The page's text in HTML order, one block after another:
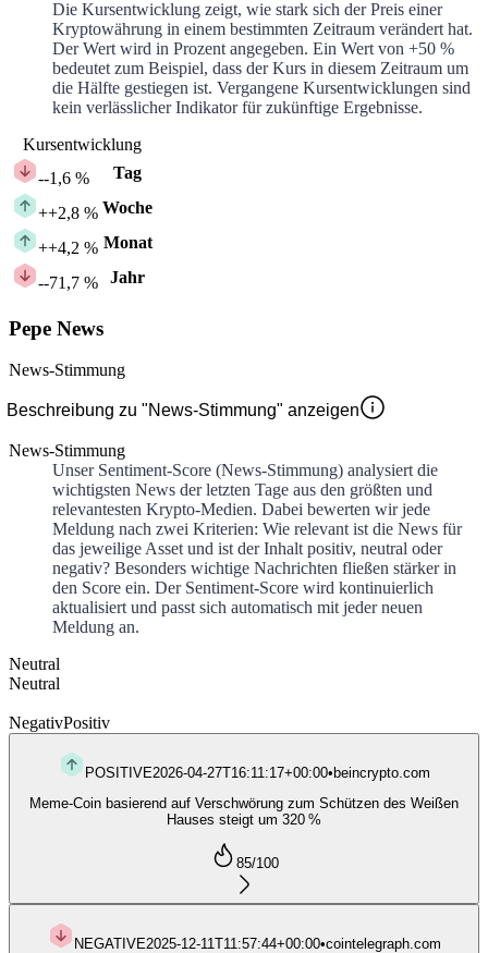
Die Kursentwicklung zeigt, wie stark sich der Preis einer
Kryptowährung in einem bestimmten Zeitraum verändert hat.
Der Wert wird in Prozent angegeben. Ein Wert von +50 %
bedeutet zum Beispiel, dass der Kurs in diesem Zeitraum um
die Hälfte gestiegen ist. Vergangene Kursentwicklungen sind
kein verlässlicher Indikator für zukünftige Ergebnisse.
Kursentwicklung
--1,6 % Tag
++2,8 % Woche
++4,2 % Monat
--71,7 % Jahr
Pepe News
News-Stimmung
Beschreibung zu "News-Stimmung" anzeigen
News-Stimmung
Unser Sentiment-Score (News-Stimmung) analysiert die
wichtigsten News der letzten Tage aus den größten und
relevantesten Krypto-Medien. Dabei bewerten wir jede
Meldung nach zwei Kriterien: Wie relevant ist die News für
das jeweilige Asset und ist der Inhalt positiv, neutral oder
negativ? Besonders wichtige Nachrichten fließen stärker in
den Score ein. Der Sentiment-Score wird kontinuierlich
aktualisiert und passt sich automatisch mit jeder neuen
Meldung an.
Neutral
Neutral
NegativPositiv
POSITIVE2026-04-27T16:11:17+00:00• beincrypto.com
Meme-Coin basierend auf Verschwörung zum Schützen des Weißen
Hauses steigt um 320 %
85/100
NEGATIVE2025-12-11T11:57:44+00:00•cointelegraph.com